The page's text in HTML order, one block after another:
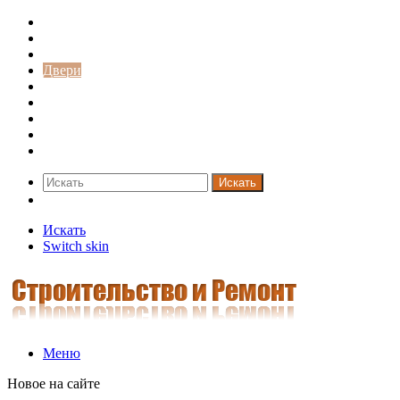
Двери
Искать
Искать
Switch skin
Меню
Новое на сайте